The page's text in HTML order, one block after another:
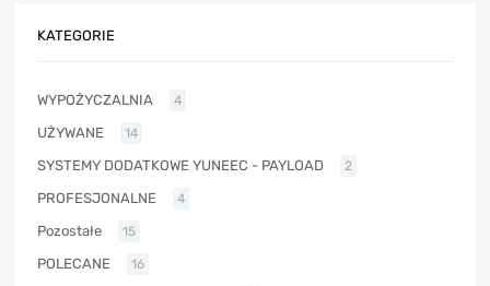
KATEGORIE
WYPOŻYCZALNIA 4
UŻYWANE 14
SYSTEMY DODATKOWE YUNEEC - PAYLOAD 2
PROFESJONALNE 4
Pozostałe 15
POLECANE 16